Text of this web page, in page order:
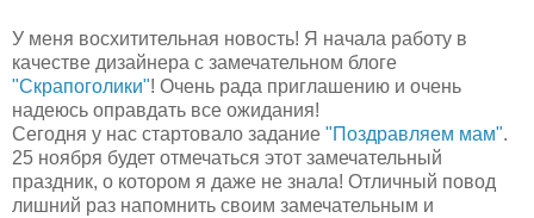
У меня восхитительная новость! Я начала работу в
качестве дизайнера с замечательном блоге
"Скрапоголики"! Очень рада приглашению и очень
надеюсь оправдать все ожидания!
Сегодня у нас стартовало задание "Поздравляем мам".
25 ноября будет отмечаться этот замечательный
праздник, о котором я даже не знала! Отличный повод
лишний раз напомнить своим замечательным и